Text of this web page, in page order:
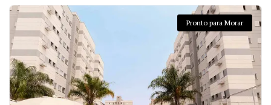
Pronto para Morar